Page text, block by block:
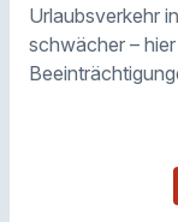
Urlaubsverkehr
schwächer –